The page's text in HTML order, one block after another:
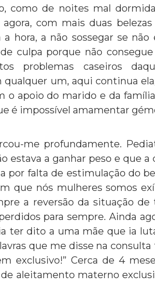
como de noites mal
agora, com mais duas
hora, a não sossegar se
culpa porque não
problemas caseiros
qualquer um, aqui continua
o apoio do marido e da
é impossível amamentar
me profundamente.
estava a ganhar peso e que
por falta de estimulação do
que nós mulheres somos
a reversão da situação
para sempre. Ainda
ter dito a uma mãe que ia
que me disse na
exclusivo!” Cerca de 4
aleitamento materno